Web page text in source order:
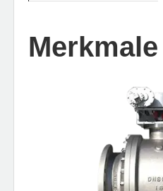
Merkmale